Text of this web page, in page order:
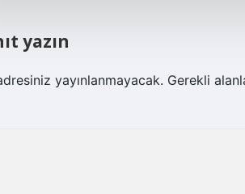
yazın
yayınlanmayacak. Gerekli